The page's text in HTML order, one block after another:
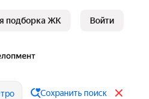
подборка ЖК Войти
Сохранить поиск